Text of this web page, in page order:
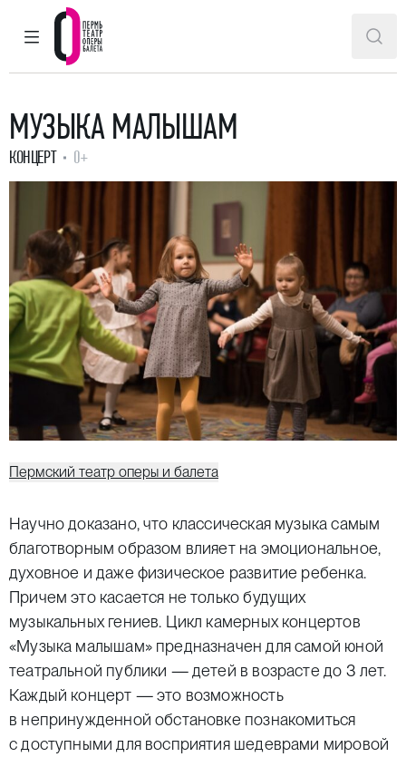
ГЛАВНОЕ МЕНЮ
Пермский театр оперы и балета
МУЗЫКА МАЛЫШАМ
КОНЦЕРТ 0+
Пермский театр оперы и балета
Научно доказано, что классическая музыка самым
благотворным образом влияет на эмоциональное,
духовное и даже физическое развитие ребенка.
Причем это касается не только будущих
музыкальных гениев. Цикл камерных концертов
«Музыка малышам» предназначен для самой юной
театральной публики — детей в возрасте до 3 лет.
Каждый концерт — это возможность
в непринужденной обстановке познакомиться
с доступными для восприятия шедеврами мировой